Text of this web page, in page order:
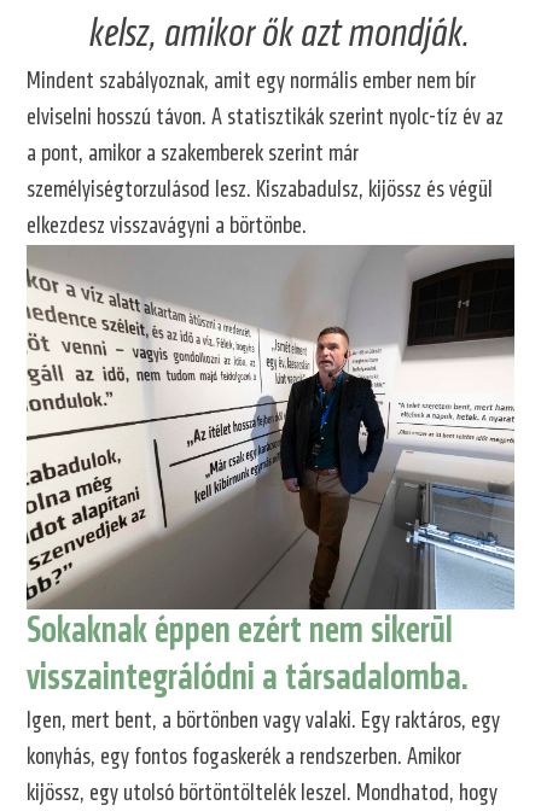
kelsz, amikor ők azt mondják.
Mindent szabályoznak, amit egy normális ember nem bír
elviselni hosszú távon. A statisztikák szerint nyolc-tíz év az
a pont, amikor a szakemberek szerint már
személyiségtorzulásod lesz. Kiszabadulsz, kijössz és végül
elkezdesz visszavágyni a börtönbe.
Sokaknak éppen ezért nem sikerül
visszaintegrálódni a társadalomba.
Igen, mert bent, a börtönben vagy valaki. Egy raktáros, egy
konyhás, egy fontos fogaskerék a rendszerben. Amikor
kijössz, egy utolsó börtöntöltelék leszel. Mondhatod, hogy